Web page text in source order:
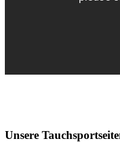
Unsere